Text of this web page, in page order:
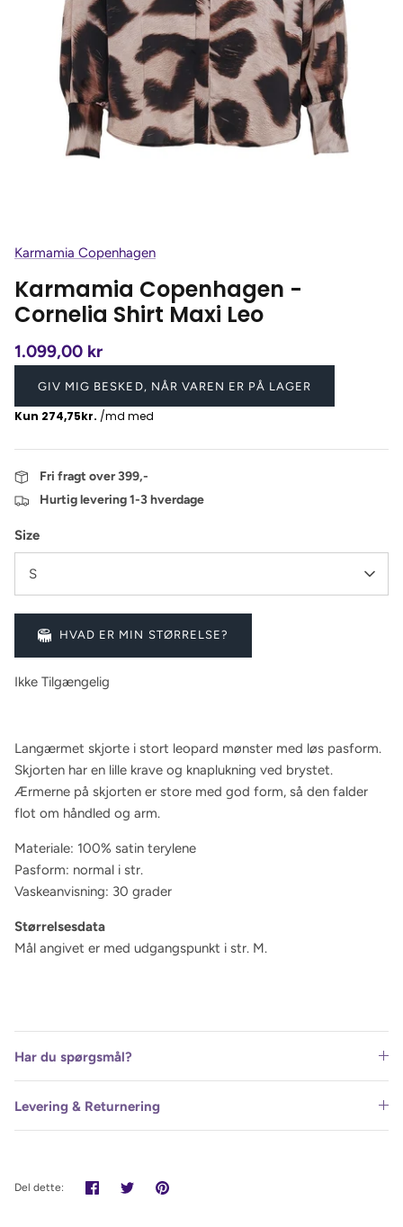
Karmamia Copenhagen
Karmamia Copenhagen -
Cornelia Shirt Maxi Leo
1.099,00 kr
GIV MIG BESKED, NÅR VAREN ER PÅ LAGER
Fri fragt over 399,-
Hurtig levering 1-3 hverdage
Size
S
HVAD ER MIN STØRRELSE?
Ikke Tilgængelig
Langærmet skjorte i stort leopard mønster med løs pasform.
Skjorten har en lille krave og knaplukning ved brystet.
Ærmerne på skjorten er store med god form, så den falder
flot om håndled og arm.
Materiale: 100% satin terylene
Pasform: normal i str.
Vaskeanvisning: 30 grader
Størrelsesdata
Mål angivet er med udgangspunkt i str. M.
Har du spørgsmål?
Levering & Returnering
Del dette: Del TweetPin